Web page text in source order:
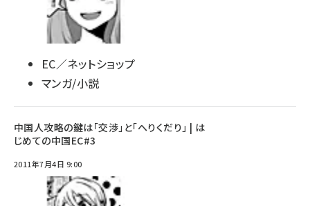
EC／ネットショップ
マンガ/小説
中国人攻略の鍵は「交渉」と「へりくだり」 | は
じめての中国EC#3
2011年7月4日 9:00